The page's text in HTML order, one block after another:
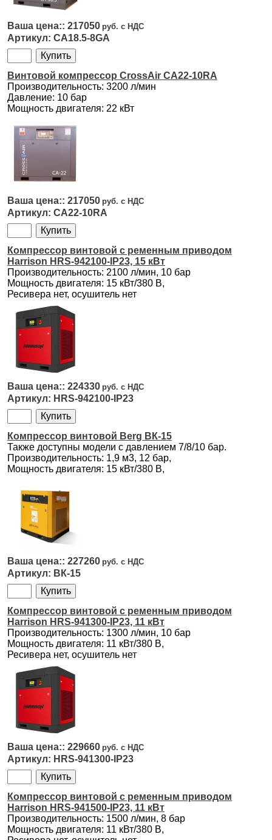
217050
CA18.5-8GA
Винтовой компрессор CrossAir CA22-10RA
Производительность: 3200 л/мин
Давление: 10 бар
Мощность двигателя: 22 кВт
217050
CA22-10RA
Компрессор винтовой с ременным приводом
Harrison HRS-942100-IP23, 15 кВт
Производительность: 2100 л/мин, 10 бар
Мощность двигателя: 15 кВт/380 В,
Ресивера нет, осушитель нет
224330
HRS-942100-IP23
Компрессор винтовой Berg ВК-15
Также доступны модели с давлением 7/8/10 бар.
Производительность: 1,9 м3, 12 бар,
Мощность двигателя: 15 кВт/380 В,
227260
ВК-15
Компрессор винтовой с ременным приводом
Harrison HRS-941300-IP23, 11 кВт
Производительность: 1300 л/мин, 10 бар
Мощность двигателя: 11 кВт/380 В,
Ресивера нет, осушитель нет
229660
HRS-941300-IP23
Компрессор винтовой с ременным приводом
Harrison HRS-941500-IP23, 11 кВт
Производительность: 1500 л/мин, 8 бар
Мощность двигателя: 11 кВт/380 В,